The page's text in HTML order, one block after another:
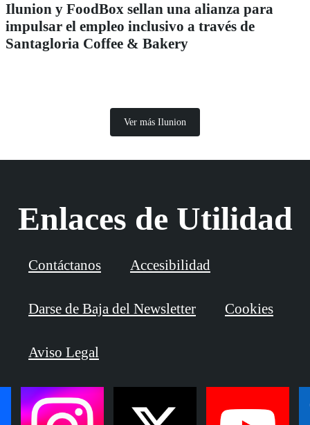
Ilunion y FoodBox sellan una alianza para
impulsar el empleo inclusivo a través de
Santagloria Coffee & Bakery
Ver más Ilunion
Enlaces de Utilidad
Contáctanos Accesibilidad
Darse de Baja del Newsletter Cookies
Aviso Legal